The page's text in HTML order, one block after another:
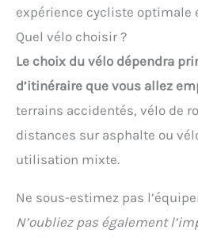
expérience cycliste optimale
Quel vélo choisir ?
Le choix du vélo dépendra
d’itinéraire que vous allez
terrains accidentés, vélo de
distances sur asphalte ou
utilisation mixte.
Ne sous-estimez pas
N’oubliez pas également